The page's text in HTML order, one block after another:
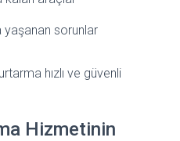
yaşanan sorunlar
hızlı ve güvenli
Hizmetinin